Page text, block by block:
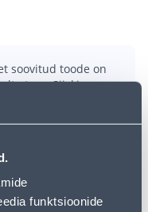
funktsioonide
soovitud toode on
otsas. Siiski
samast
sama palju rõõmu
avalehele
et leida
ostlemist!